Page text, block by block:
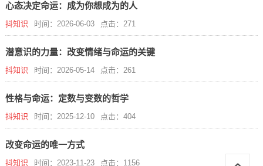
心态决定命运：成为你想成为的人
抖知识 时间：2026-06-03 点击：271
潜意识的力量：改变情绪与命运的关键
抖知识 时间：2026-05-14 点击：261
性格与命运：定数与变数的哲学
抖知识 时间：2025-12-10 点击：404
改变命运的唯一方式
抖知识 时间：2023-11-23 点击：1156